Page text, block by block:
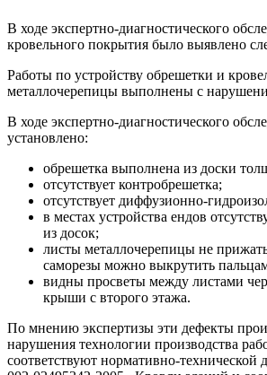
В ходе экспертно-диагностического
кровельного покрытия было выявлено
Работы по устройству обрешетки и
металлочерепицы выполнены с
В ходе экспертно-диагностического
установлено:
обрешетка выполнена из доски
отсутствует контробрешетка;
отсутствует диффузионно-
в местах устройства ендов
из досок;
листы металлочерепицы не
саморезы можно выкрутить
видны просветы между листами
крыши с второго этажа.
По мнению экспертизы эти дефекты
нарушения технологии производства
соответствуют нормативно-